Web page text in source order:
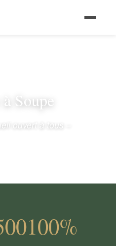
à Soupe
ouvert à tous –
100%